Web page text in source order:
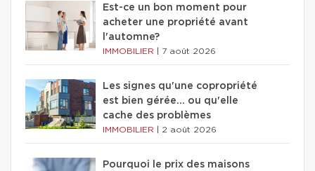
Est-ce un bon moment pour
acheter une propriété avant
l'automne?
IMMOBILIER 7 août 2026
Les signes qu'une copropriété
est bien gérée… ou qu'elle
cache des problèmes
IMMOBILIER 2 août 2026
Pourquoi le prix des maisons